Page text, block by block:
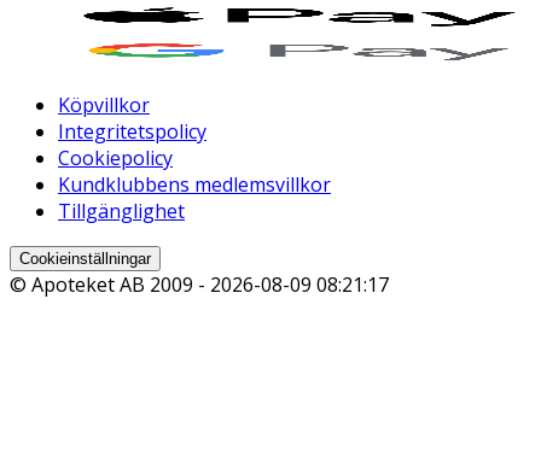
Köpvillkor
Integritetspolicy
Cookiepolicy
Kundklubbens medlemsvillkor
Tillgänglighet
Cookieinställningar
© Apoteket AB 2009 - 2026-08-09 08:21:17